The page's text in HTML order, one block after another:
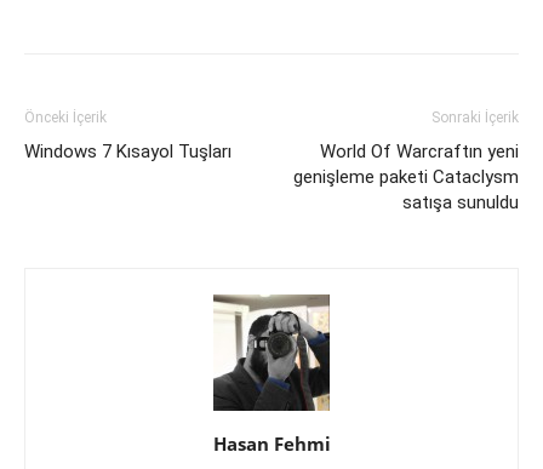
Önceki İçerik
Windows 7 Kısayol Tuşları
Sonraki İçerik
World Of Warcraftın yeni
genişleme paketi Cataclysm
satışa sunuldu
Hasan Fehmi